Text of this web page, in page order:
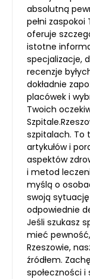
absolutną
pełni
oferuje
istotne
specjalizacje,
recenzje
dokładnie
placówek i
Twoich
szpitalach. To
artykułów i
aspektów
i metod
myślą o
swoją
odpowiednie
Jeśli szukasz
mieć
Rzeszowie,
źródłem.
społeczności